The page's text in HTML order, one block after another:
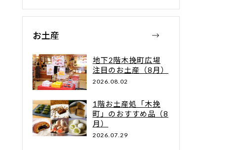
お土産
地下2階木挽町広場
注目のお土産（8月）
2026.08.02
1階お土産処「木挽
町」のおすすめ品（8
月）
2026.07.29